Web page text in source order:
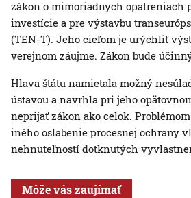
zákon o mimoriadnych opatreniach
investície a pre výstavbu
(TEN-T). Jeho cieľom je urýchliť
verejnom záujme. Zákon bude
Hlava štátu namietala možný
ústavou a navrhla pri jeho
neprijať zákon ako celok.
iného oslabenie procesnej ochrany
nehnuteľností dotknutých
Môže vás zaujímať